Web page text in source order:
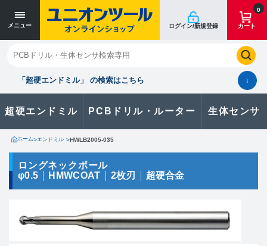
メニュー ログイン/新規登録
0
カート
「超硬エンドミル」 の検索はこちら ↓
超硬エンドミル PCBドリル・ルーター 生体センサ
閉じる
お気に入り クイックオーダー 購入履歴
製品に関するお問い合わせはこちら
カタログ一覧
ホーム>エンドミル >HWLB2005-035
ロングネックボール
φ0.5
HMWCOAT 2枚刃 超硬合金
寸法単位 [mm]
寸法単位 [mm]